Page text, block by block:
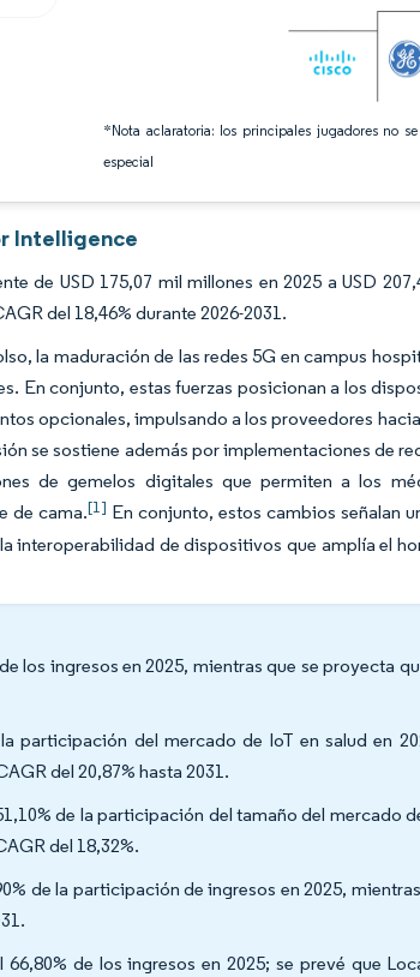
*Nota aclaratoria: los principales jugadores no
especial
Intelligence
de USD 175,07 mil millones en 2025 a USD
del 18,46% durante 2026-2031.
la maduración de las redes 5G en campus
En conjunto, estas fuerzas posicionan a los
opcionales, impulsando a los proveedores
se sostiene además por implementaciones de
de gemelos digitales que permiten a los
de cama.[1] En conjunto, estos cambios señalan
interoperabilidad de dispositivos que amplía el
los ingresos en 2025, mientras que se proyecta
participación del mercado de IoT en salud en
del 20,87% hasta 2031.
de la participación del tamaño del mercado
del 18,32%.
de la participación de ingresos en 2025,
de los ingresos en 2025; se prevé que